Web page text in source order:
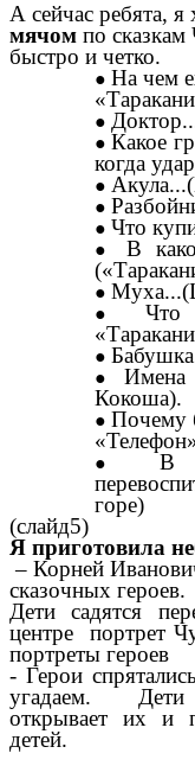
А сейчас ребята, я
мячом по
быстро и четко.
На чем
Какое
когда
Что
В
Что
Имена
Кокоша).
Почему
В
горе)
(слайд5)
Я приготовила
– Корней
сказочных героев.
Дети садятся
центре портрет
портреты героев
- Герои
угадаем. Дети
открывает их и
детей.